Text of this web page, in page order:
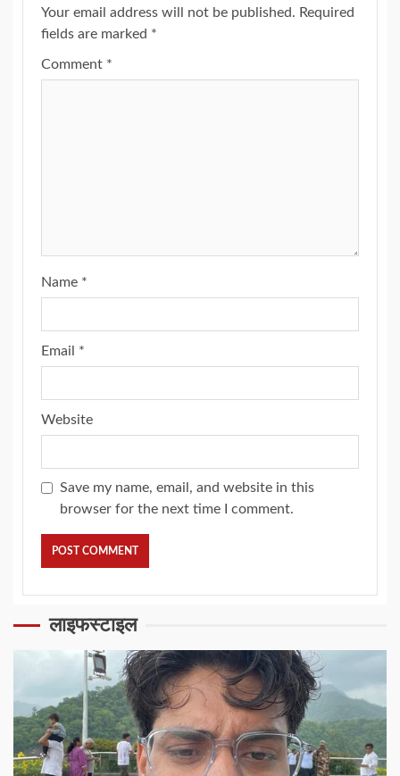
Your email address will not be published. Required
fields are marked *
Comment *
Name *
Email *
Website
Save my name, email, and website in this
browser for the next time I comment.
लाइफस्टाइल